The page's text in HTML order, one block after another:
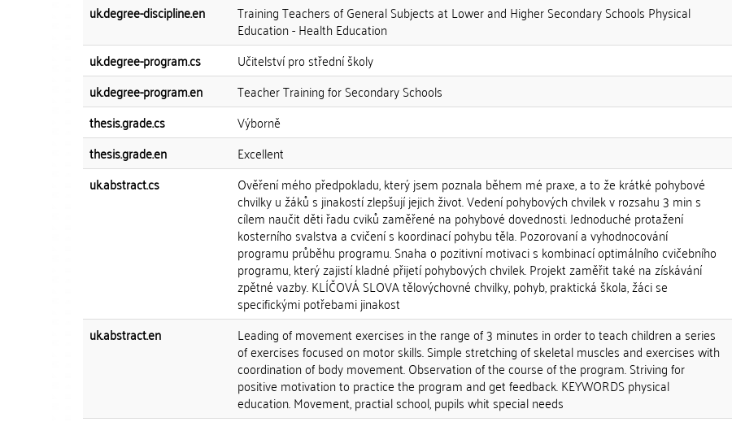
uk.degree-discipline.en Training Teachers of General Subjects at Lower and Higher Secondary Schools Physical
Education - Health Education
uk.degree-program.cs Učitelství pro střední školy
uk.degree-program.en
Teacher Training for Secondary Schools
thesis.grade.cs
Výborně
thesis.grade.en
Excellent
uk.abstract.cs
Ověření mého předpokladu, který jsem poznala během mé praxe, a to že krátké pohybové
chvilky u žáků s jinakostí zlepšují jejich život. Vedení pohybových chvilek v rozsahu 3 min s
cílem naučit děti řadu cviků zaměřené na pohybové dovednosti. Jednoduché protažení
kosterního svalstva a cvičení s koordinací pohybu těla. Pozorovaní a vyhodnocování
programu průběhu programu. Snaha o pozitivní motivaci s kombinací optimálního cvičebního
programu, který zajistí kladné přijetí pohybových chvilek. Projekt zaměřit také na získávání
zpětné vazby. KLÍČOVÁ SLOVA tělovýchovné chvilky, pohyb, praktická škola, žáci se
specifickými potřebami jinakost
uk.abstract.en Leading of movement exercises in the range of 3 minutes in order to teach children a series
of exercises focused on motor skills. Simple stretching of skeletal muscles and exercises with
coordination of body movement. Observation of the course of the program. Striving for
positive motivation to practice the program and get feedback. KEYWORDS physical
education. Movement, practial school, pupils whit special needs